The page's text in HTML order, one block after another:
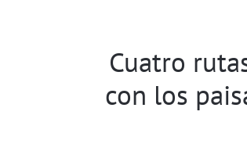
Cuatro
con los